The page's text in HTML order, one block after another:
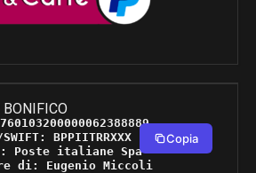
BPPIITRRXXX
Poste italiane Spa
di: Eugenio Miccoli
Copia